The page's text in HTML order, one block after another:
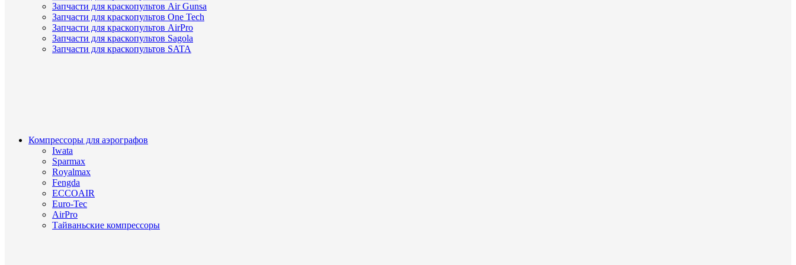
Запчасти для краскопультов Air Gunsa
Запчасти для краскопультов One Tech
Запчасти для краскопультов AirPro
Запчасти для краскопультов Sagola
Запчасти для краскопультов SATA
Компрессоры для аэрографов
Iwata
Sparmax
Royalmax
Fengda
ECCOAIR
Euro-Tec
AirPro
Тайваньские компрессоры